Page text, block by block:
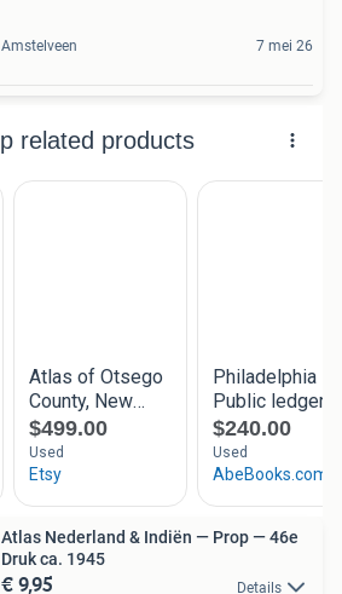
Amstelveen 7 mei 26
Atlas Nederland & Indiën — Prop — 46e
Druk ca. 1945
€ 9,95 Details